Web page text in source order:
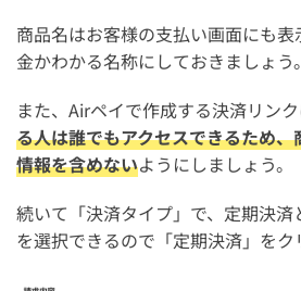
商品名はお客様の支払い画面にも
金かわかる名称にしておきましょう。
また、Airペイで作成する決済リンク
る人は誰でもアクセスできるため
情報を含めないようにしましょう。
続いて「決済タイプ」で、定期決
を選択できるので「定期決済」をク